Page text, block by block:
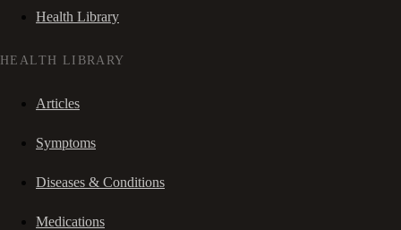
Health Library
HEALTH LIBRARY
Articles
Symptoms
Diseases & Conditions
Medications